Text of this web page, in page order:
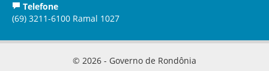
Telefone
(69) 3211-6100 Ramal 1027
© 2026 - Governo de Rondônia